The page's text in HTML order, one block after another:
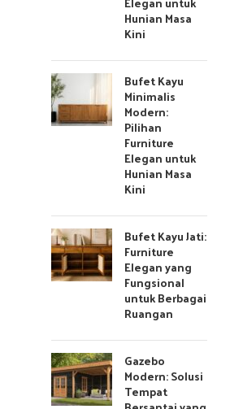
Hunian Masa
Kini
Bufet Kayu
Minimalis
Modern:
Pilihan
Furniture
Elegan untuk
Hunian Masa
Kini
Bufet Kayu Jati:
Furniture
Elegan yang
Fungsional
untuk Berbagai
Ruangan
Gazebo
Modern: Solusi
Tempat